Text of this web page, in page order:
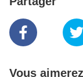
Vous